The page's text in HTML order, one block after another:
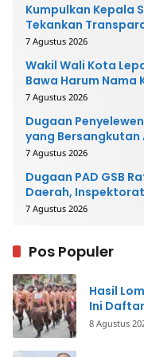
Kumpulkan Kepala
Tekankan
7 Agustus 2026
Wakil Wali Kota
Bawa Harum Nama
7 Agustus 2026
Dugaan
yang Bersangkutan
Mengembalikan
7 Agustus 2026
Dugaan PAD GSB
Daerah,
7 Agustus 2026
Pos Populer
Hasil
Ini
8 Agustus